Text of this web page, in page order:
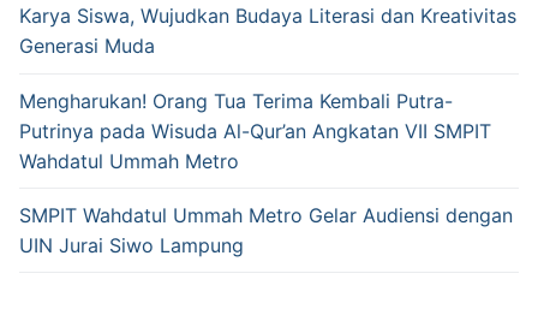
Karya Siswa, Wujudkan Budaya Literasi dan Kreativitas
Generasi Muda
Mengharukan! Orang Tua Terima Kembali Putra-
Putrinya pada Wisuda Al-Qur’an Angkatan VII SMPIT
Wahdatul Ummah Metro
SMPIT Wahdatul Ummah Metro Gelar Audiensi dengan
UIN Jurai Siwo Lampung